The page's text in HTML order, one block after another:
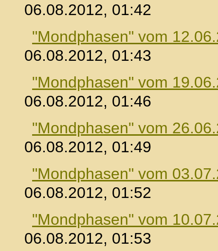
06.08.2012, 01:42
"Mondphasen" vom
06.08.2012, 01:43
"Mondphasen" vom
06.08.2012, 01:46
"Mondphasen" vom
06.08.2012, 01:49
"Mondphasen" vom
06.08.2012, 01:52
"Mondphasen" vom
06.08.2012, 01:53